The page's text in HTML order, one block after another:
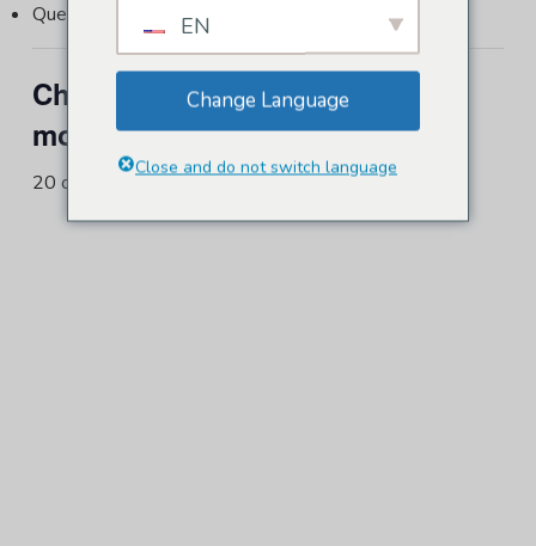
Questo evento è passato.
Chirurgia in diretta in tutto il
mondo - Brasile
20 ottobre 2022-22 ottobre 2022
EN
Change Language
Close and do not switch language